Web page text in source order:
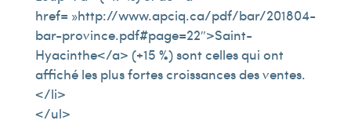
href= »http://www.apciq.ca/pdf/bar/201804-
bar-province.pdf#page=22″>Saint-
Hyacinthe</a> (+15 %) sont celles qui ont
affiché les plus fortes croissances des ventes.
</li>
</ul>